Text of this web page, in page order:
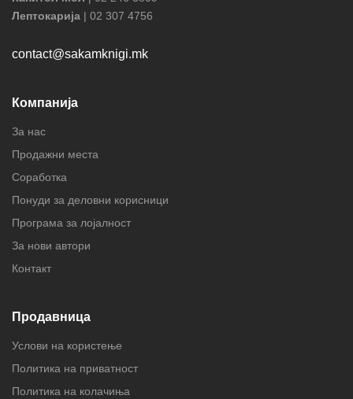
Лептокарија | 02 307 4756
contact@sakamknigi.mk
Компанија
За нас
Продажни места
Соработка
Понуди за деловни корисници
Програма за лојалност
За нови автори
Контакт
Продавница
Услови на користење
Политика на приватност
Политика на колачиња